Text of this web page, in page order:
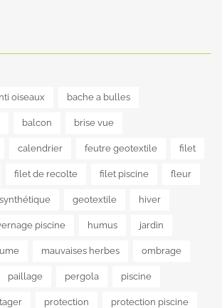
oiseaux bache a bulles
balcon brise vue
calendrier feutre geotextile filet
filet de recolte filet piscine fleur
geotextile hiver
piscine humus jardin
mauvaises herbes ombrage
paillage pergola piscine
protection protection piscine